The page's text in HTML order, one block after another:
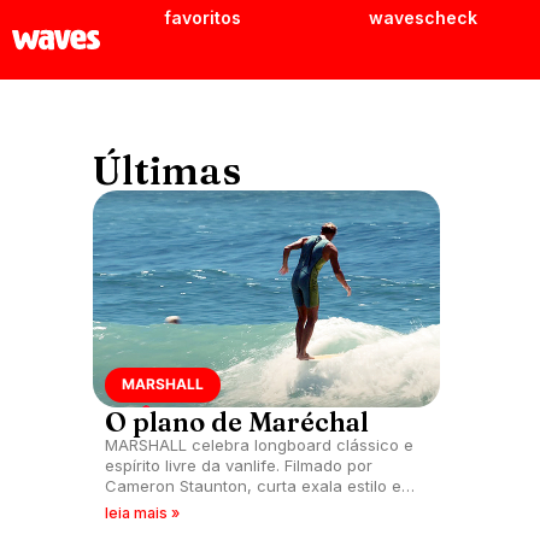
favoritos wavescheck
Últimas
MARSHALL
O plano de Maréchal
MARSHALL celebra longboard clássico e
espírito livre da vanlife. Filmado por
Cameron Staunton, curta exala estilo e
simplicidade.
leia mais »